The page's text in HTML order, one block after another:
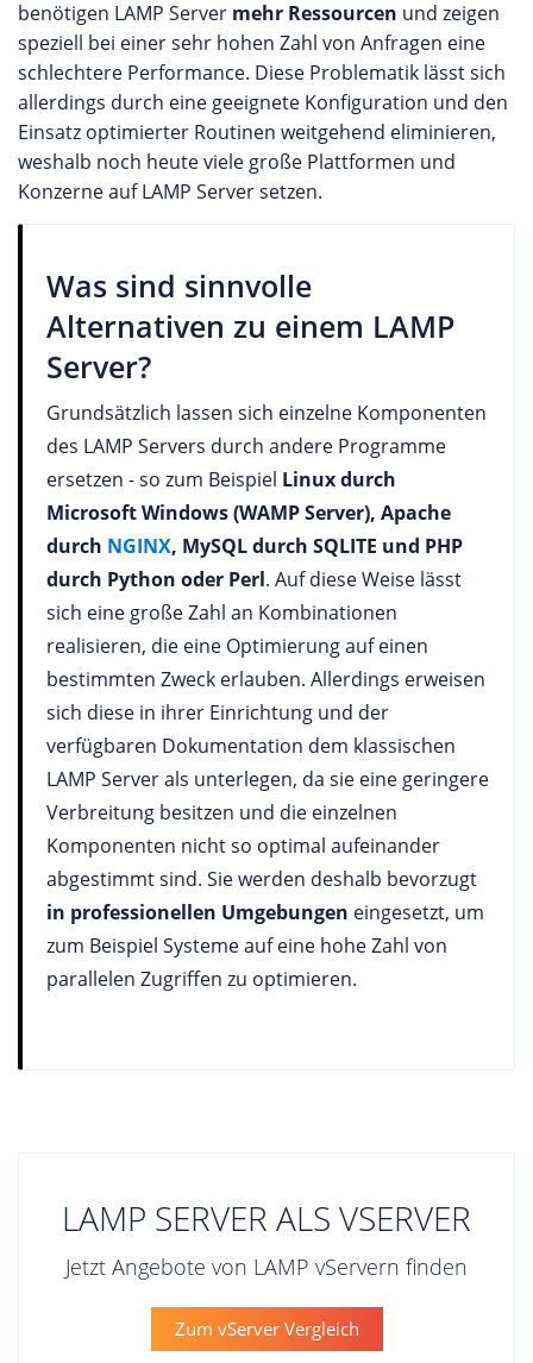
benötigen LAMP Server mehr Ressourcen und zeigen
speziell bei einer sehr hohen Zahl von Anfragen eine
schlechtere Performance. Diese Problematik lässt sich
allerdings durch eine geeignete Konfiguration und den
Einsatz optimierter Routinen weitgehend eliminieren,
weshalb noch heute viele große Plattformen und
Konzerne auf LAMP Server setzen.
Was sind sinnvolle
Alternativen zu einem LAMP
Server?
Grundsätzlich lassen sich einzelne Komponenten
des LAMP Servers durch andere Programme
ersetzen - so zum Beispiel Linux durch
Microsoft Windows (WAMP Server), Apache
durch NGINX, MySQL durch SQLITE und PHP
durch Python oder Perl. Auf diese Weise lässt
sich eine große Zahl an Kombinationen
realisieren, die eine Optimierung auf einen
bestimmten Zweck erlauben. Allerdings erweisen
sich diese in ihrer Einrichtung und der
verfügbaren Dokumentation dem klassischen
LAMP Server als unterlegen, da sie eine geringere
Verbreitung besitzen und die einzelnen
Komponenten nicht so optimal aufeinander
abgestimmt sind. Sie werden deshalb bevorzugt
in professionellen Umgebungen eingesetzt, um
zum Beispiel Systeme auf eine hohe Zahl von
parallelen Zugriffen zu optimieren.
LAMP SERVER ALS VSERVER
Jetzt Angebote von LAMP vServern finden
Zum vServer Vergleich